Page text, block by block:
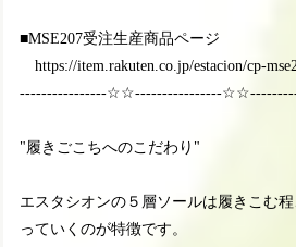
■MSE207受注生産商品ページ
https://item.rakuten.co.jp/estacion/cp-
----------------☆☆----------------
"履きごこちへのこだわり"
エスタシオンの５層ソールは履きこむ
っていくのが特徴です。